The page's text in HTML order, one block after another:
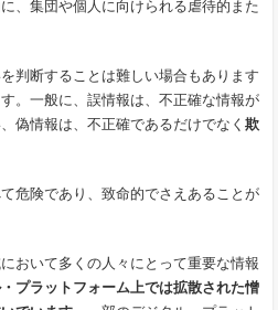
、集団や個人に向けられる虐待的また
判断することは難しい場合もあります
。一般に、誤情報は、不正確な情報が
偽情報は、不正確であるだけでなく 欺
危険であり、致命的でさえあることが
おいて多くの人々にとって重要な情報
プラットフォーム上では拡散された憎